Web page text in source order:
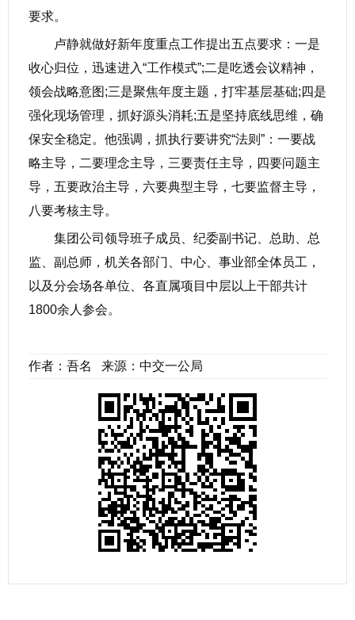
要求。
卢静就做好新年度重点工作提出五点要求：一是
收心归位，迅速进入“工作模式”;二是吃透会议精神，
领会战略意图;三是聚焦年度主题，打牢基层基础;四是
强化现场管理，抓好源头消耗;五是坚持底线思维，确
保安全稳定。他强调，抓执行要讲究“法则”：一要战
略主导，二要理念主导，三要责任主导，四要问题主
导，五要政治主导，六要典型主导，七要监督主导，
八要考核主导。
集团公司领导班子成员、纪委副书记、总助、总
监、副总师，机关各部门、中心、事业部全体员工，
以及分会场各单位、各直属项目中层以上干部共计
1800余人参会。
作者：吾名 来源：中交一公局